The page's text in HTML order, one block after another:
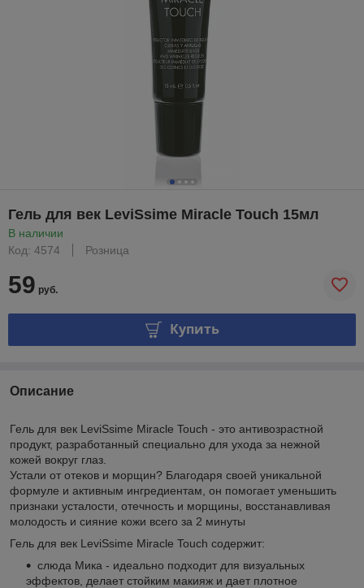
Гель для век LeviSsime Miracle Touch 15мл
В наличии
Код: 4574
Розница
59 руб.
Купить
Описание
Гель для век LeviSsime Miracle Touch - это антивозрастной
продукт, разработанный специально для ухода за нежной
кожей вокруг глаз.
Устали от отеков и морщин? Благодаря своей уникальной
формуле и активным ингредиентам, он помогает уменьшить
признаки усталости, отечность и морщины, восстанавливая
молодость и сияние кожи всего за 2 минуты
Гель для век LeviSsime Miracle Touch содержит:
слюда Мика - идеально подходит для визуальных
эффектов, делает стойким макияж и дает плотное